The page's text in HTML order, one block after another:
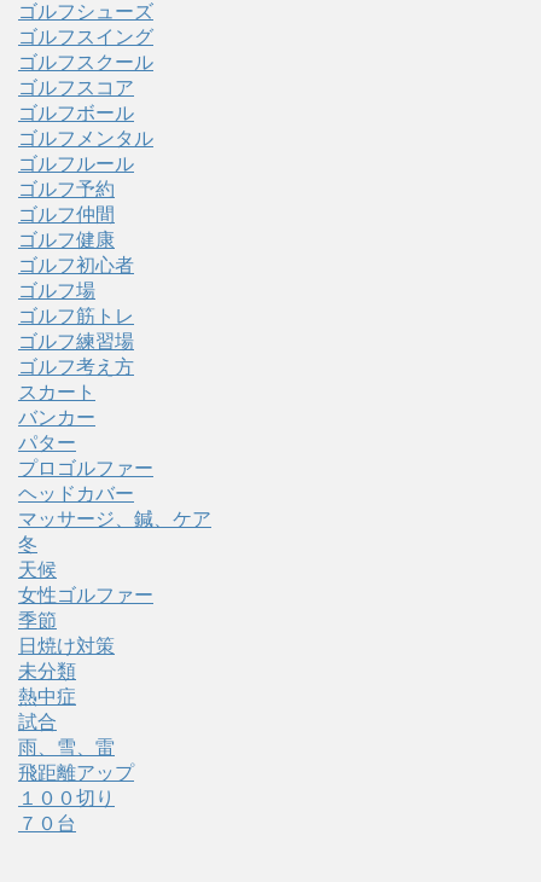
ゴルフシューズ
ゴルフスイング
ゴルフスクール
ゴルフスコア
ゴルフボール
ゴルフメンタル
ゴルフルール
ゴルフ予約
ゴルフ仲間
ゴルフ健康
ゴルフ初心者
ゴルフ場
ゴルフ筋トレ
ゴルフ練習場
ゴルフ考え方
スカート
バンカー
パター
プロゴルファー
ヘッドカバー
マッサージ、鍼、ケア
冬
天候
女性ゴルファー
季節
日焼け対策
未分類
熱中症
試合
雨、雪、雷
飛距離アップ
１００切り
７０台